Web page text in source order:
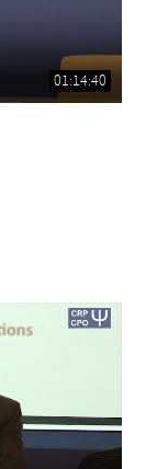
01:14:40